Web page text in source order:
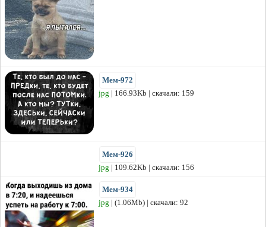
Мем-972
jpg | 166.93Kb | скачали: 159
Мем-926
jpg | 109.62Kb | скачали: 156
Мем-934
jpg | (1.06Mb) | скачали: 92